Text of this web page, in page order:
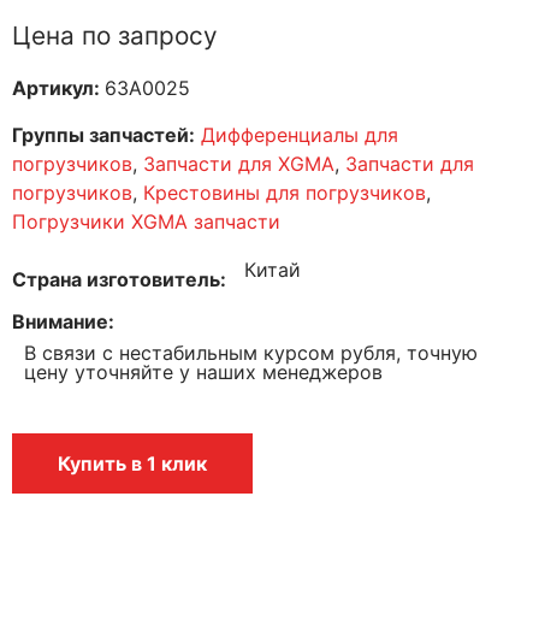
Цена по запросу
Артикул: 63A0025
Группы запчастей: Дифференциалы для
погрузчиков, Запчасти для XGMA, Запчасти для
погрузчиков, Крестовины для погрузчиков,
Погрузчики XGMA запчасти
Страна изготовитель Китай
Внимание
В связи с нестабильным курсом рубля, точную
цену уточняйте у наших менеджеров
Купить в 1 клик